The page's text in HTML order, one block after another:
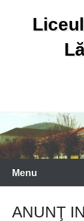
Menu
ANUNŢ